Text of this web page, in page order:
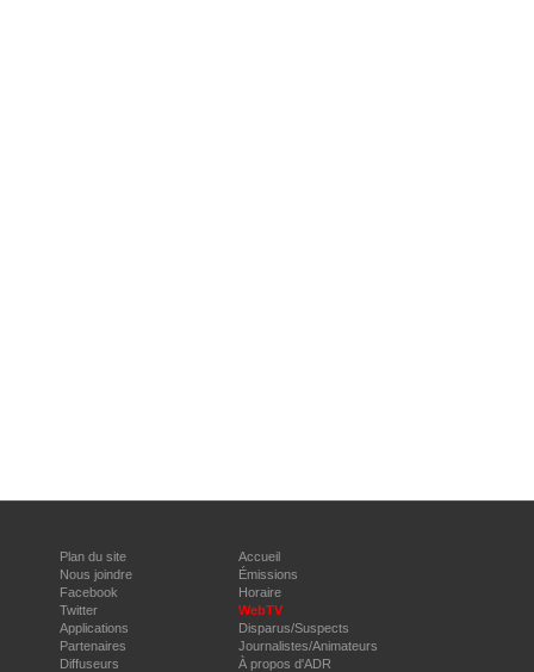
Plan du site
Nous joindre
Facebook
Twitter
Applications
Partenaires
Diffuseurs
Accueil
Émissions
Horaire
WebTV
Disparus/Suspects
Journalistes/Animateurs
À propos d'ADR